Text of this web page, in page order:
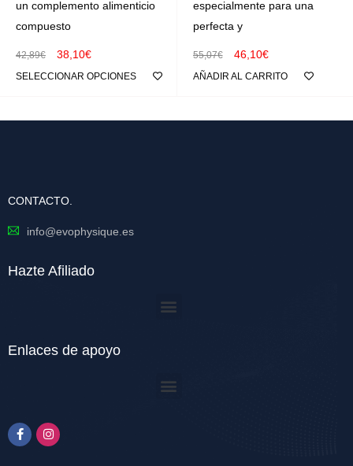
un complemento alimenticio
compuesto
42,89€ 38,10€
SELECCIONAR OPCIONES
especialmente para una
perfecta y
55,07€ 46,10€
AÑADIR AL CARRITO
CONTACTO.
info@evophysique.es
Hazte Afiliado
Enlaces de apoyo